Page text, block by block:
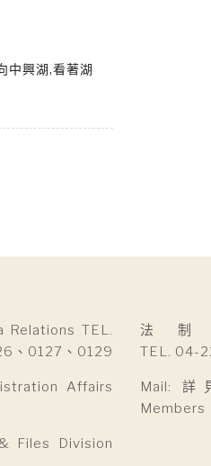
中興湖,看著湖
Relations TEL.
、0127、0129
Affairs
Division
法 制
TEL. 04-
Mail:
Members